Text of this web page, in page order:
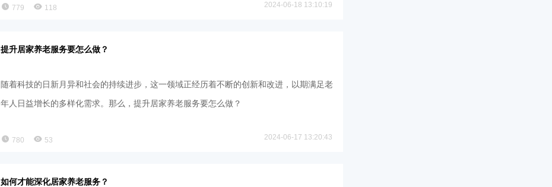
779 118 2024-06-18 13:10:19
提升居家养老服务要怎么做？
随着科技的日新月异和社会的持续进步，这一领域正经历着不断的创新和改进，以期满足老
年人日益增长的多样化需求。那么，提升居家养老服务要怎么做？
780 53 2024-06-17 13:20:43
如何才能深化居家养老服务？